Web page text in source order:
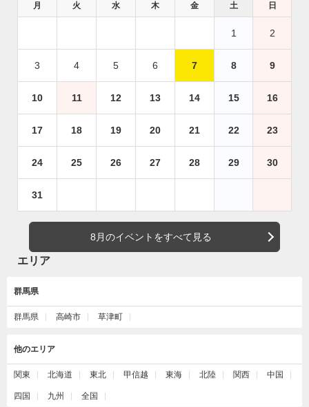
月 火 水 木 金 土 日
1 2
3 4 5 6 7 8 9
10 11 12 13 14 15 16
17 18 19 20 21 22 23
24 25 26 27 28 29 30
31
8月のイベントをすべて見る
エリア
群馬県
群馬県 高崎市 草津町
他のエリア
関東 北海道 東北 甲信越 東海 北陸 関西 中国
四国 九州 全国